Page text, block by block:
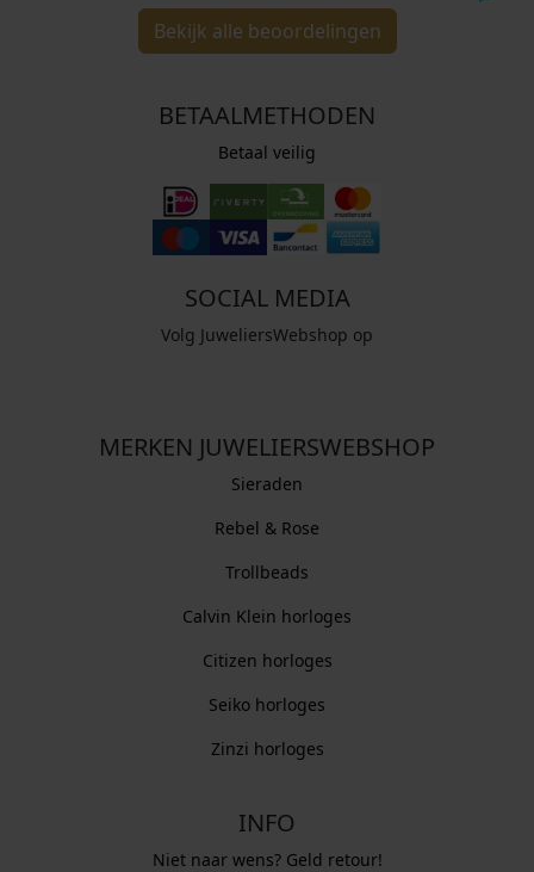
Bekijk alle beoordelingen
BETAALMETHODEN
Betaal veilig
SOCIAL MEDIA
Volg JuweliersWebshop op
MERKEN JUWELIERSWEBSHOP
Sieraden
Rebel & Rose
Trollbeads
Calvin Klein horloges
Citizen horloges
Seiko horloges
Zinzi horloges
INFO
Niet naar wens? Geld retour!